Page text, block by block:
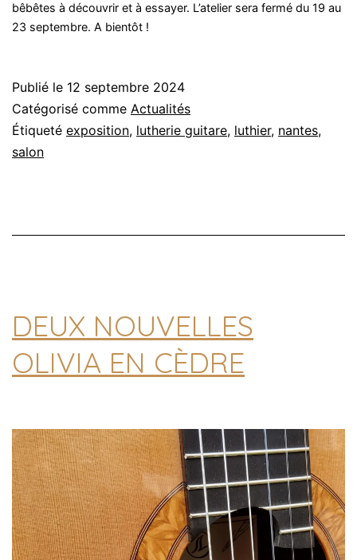
bêbêtes à découvrir et à essayer. L’atelier sera fermé du 19 au
23 septembre. A bientôt !
Publié le 12 septembre 2024
Catégorisé comme Actualités
Étiqueté exposition, lutherie guitare, luthier, nantes,
salon
DEUX NOUVELLES
OLIVIA EN CÈDRE